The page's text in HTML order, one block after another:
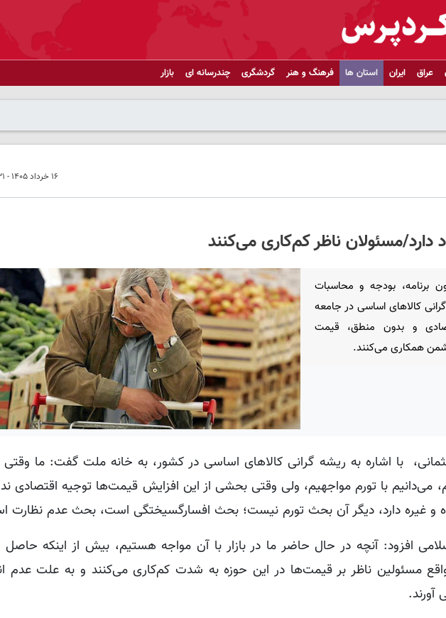
عراق ایران استان ها فرهنگ و هنر گردشگری چندرسانه ای بازار
۱۶ خرداد ۱۴۰۵ - ۲۰:۳۱
دارد/مسئولان ناظر کم‌کاری می‌کنند
برنامه، بودجه و محاسبات
کالاهای اساسی در جامعه
و بدون منطق، قیمت
همکاری می‌کنند.
با اشاره به ریشه گرانی کالاهای اساسی در کشور، به خانه ملت گفت: ما وقتی
می‌دانیم با تورم مواجهیم، ولی وقتی بحشی از این افزایش قیمت‌ها توجیه اقتصادی
و غیره دارد، دیگر آن بحث تورم نیست؛ بحث افسارگسیختگی است، بحث عدم نظارت
افزود: آنچه در حال حاضر ما در بازار با آن مواجه هستیم، بیش از اینکه حاصل
مسئولین ناظر بر قیمت‌ها در این حوزه به شدت کم‌کاری می‌کنند و به علت عدم